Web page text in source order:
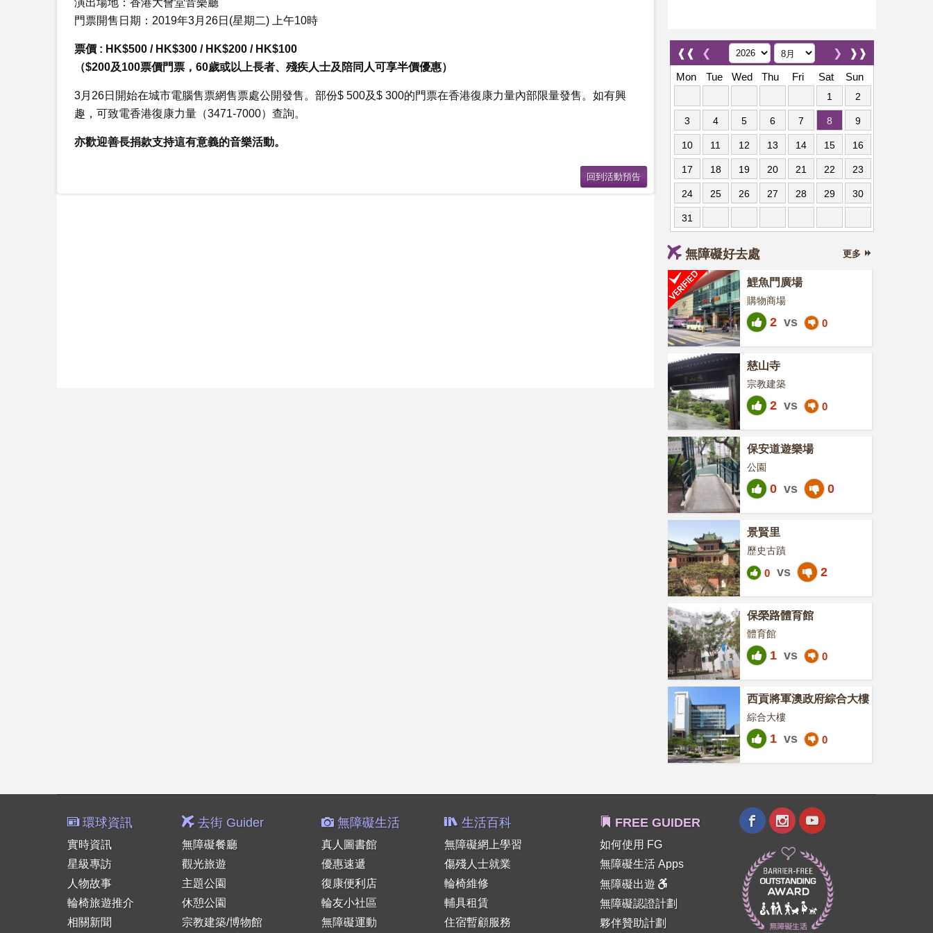
演出場地：香港大會堂音樂廳
門票開售日期：2019年3月26日(星期二) 上午10時
票價 : HK$500 / HK$300 / HK$200 / HK$100
（$200及100票價門票，60歲或以上長者、殘疾人士及陪同人可享半價優惠）
3月26日開始在城市電腦售票網售票處公開發售。部份$ 500及$ 300的門票在香港復康力量內部限量發售。如有興
趣，可致電香港復康力量（3471-7000）查詢。
亦歡迎善長捐款支持這有意義的音樂活動。
❰❰ ❮ ❱❱
❯
Mon
Tue Wed Thu Fri Sat Sun
1 2
3 4 5 6 7 8 9
10 11 12 13 14 15 16
17 18 19 20 21 22 23
24 25 26 27 28 29 30
31
無障礙好去處 更多
鯉魚門廣場
購物商場
2 vs 0
慈山寺
宗教建築
2 vs 0
保安道遊樂場
公園
0 vs 0
景賢里
歷史古蹟
0 vs 2
保榮路體育館
體育館
1 vs 0
西貢將軍澳政府綜合大樓
綜合大樓
1 vs 0
環球資訊
實時資訊
星級專訪
人物故事
輪椅旅遊推介
相關新聞
去街 Guider
無障礙餐廳
觀光旅遊
主題公園
休憩公園
宗教建築/博物館
無障礙生活
真人圖書館
優惠速遞
復康便利店
輪友小社區
無障礙運動
生活百科
無障礙網上學習
傷殘人士就業
輪椅維修
輔具租賃
住宿暫顧服務
FREE GUIDER
如何使用 FG
無障礙生活 Apps
無障礙出遊
無障礙認證計劃
夥伴贊助計劃